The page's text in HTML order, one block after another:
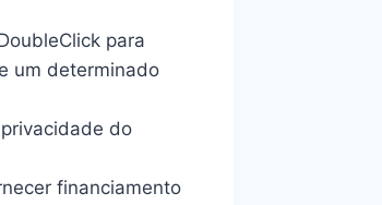
para
um determinado
do
financiamento